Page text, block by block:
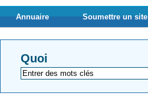
Annuaire Soumettre un site
Quoi